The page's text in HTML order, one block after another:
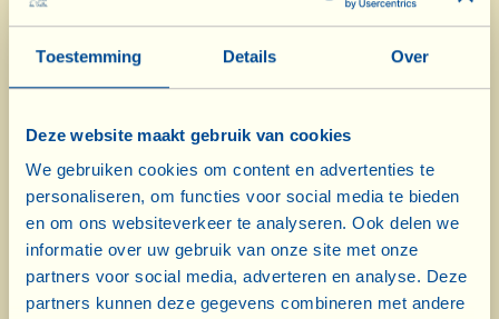
Toestemming Details Over
Deze website maakt gebruik van cookies
We gebruiken cookies om content en advertenties te
personaliseren, om functies voor social media te bieden
en om ons websiteverkeer te analyseren. Ook delen we
informatie over uw gebruik van onze site met onze
partners voor social media, adverteren en analyse. Deze
partners kunnen deze gegevens combineren met andere
met laag
sulfietgehalte